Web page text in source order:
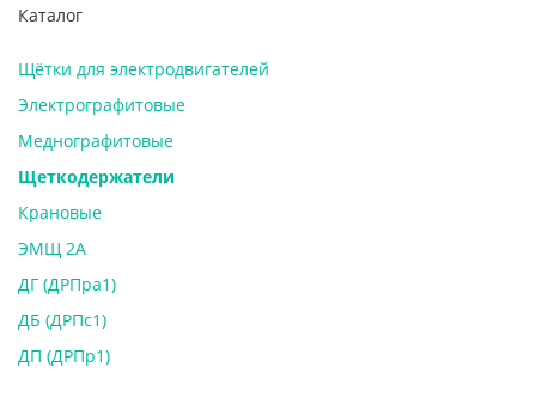
Каталог
Щётки для электродвигателей
Электрографитовые
Меднографитовые
Щеткодержатели
Крановые
ЭМЩ 2А
ДГ (ДРПра1)
ДБ (ДРПс1)
ДП (ДРПр1)